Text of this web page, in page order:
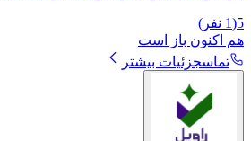
5
(
1 نفر)
هم اکنون باز است
تماسجزئیات بیشتر